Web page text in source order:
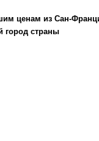
ценам из Сан-
город страны